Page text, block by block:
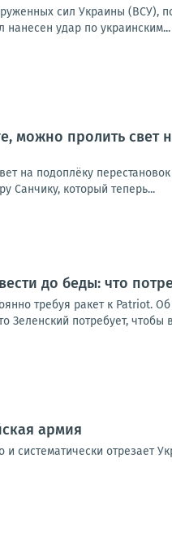
сил Украины (ВСУ),
удар по украинским...
можно пролить свет
на подоплёку
Санчику, который теперь...
до беды: что
требуя ракет к Patriot.
Зеленский потребует, чтобы
армия
систематически отрезает